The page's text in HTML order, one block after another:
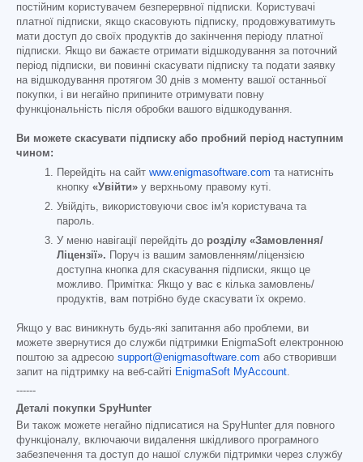
постійним користувачем безперервної підписки. Користувачі
платної підписки, якщо скасовують підписку, продовжуватимуть
мати доступ до своїх продуктів до закінчення періоду платної
підписки. Якщо ви бажаєте отримати відшкодування за поточний
період підписки, ви повинні скасувати підписку та подати заявку
на відшкодування протягом 30 днів з моменту вашої останньої
покупки, і ви негайно припините отримувати повну
функціональність після обробки вашого відшкодування.
Ви можете скасувати підписку або пробний період наступним
чином:
Перейдіть на сайт www.enigmasoftware.com та натисніть
кнопку «Увійти» у верхньому правому куті.
Увійдіть, використовуючи своє ім'я користувача та
пароль.
У меню навігації перейдіть до розділу «Замовлення/
Ліцензії». Поруч із вашим замовленням/ліцензією
доступна кнопка для скасування підписки, якщо це
можливо. Примітка: Якщо у вас є кілька замовлень/
продуктів, вам потрібно буде скасувати їх окремо.
Якщо у вас виникнуть будь-які запитання або проблеми, ви
можете звернутися до служби підтримки EnigmaSoft електронною
поштою за адресою support@enigmasoftware.com або створивши
запит на підтримку на веб-сайті EnigmaSoft MyAccount.
------
Деталі покупки SpyHunter
Ви також можете негайно підписатися на SpyHunter для повного
функціоналу, включаючи видалення шкідливого програмного
забезпечення та доступ до нашої служби підтримки через службу